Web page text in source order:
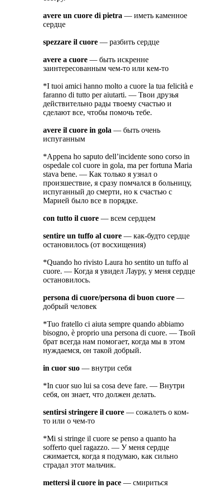
avere un cuore di pietra — иметь каменное
сердце
spezzare il cuore — разбить сердце
avere a cuore — быть искренне
заинтересованным чем-то или кем-то
*I tuoi amici hanno molto a cuore la tua felicità e
faranno di tutto per aiutarti. — Твои друзья
действительно рады твоему счастью и
сделают все, чтобы помочь тебе.
avere il cuore in gola — быть очень
испуганным
*Appena ho saputo dell’incidente sono corso in
ospedale col cuore in gola, ma per fortuna Maria
stava bene. — Как только я узнал о
произшествие, я сразу помчался в больницу,
испуганный до смерти, но к счастью с
Марией было все в порядке.
con tutto il cuore — всем сердцем
sentire un tuffo al cuore — как-будто сердце
остановилось (от восхищения)
*Quando ho rivisto Laura ho sentito un tuffo al
cuore. — Когда я увидел Лауру, у меня сердце
остановилось.
persona di cuore/persona di buon cuore —
добрый человек
*Tuo fratello ci aiuta sempre quando abbiamo
bisogno, è proprio una persona di cuore. — Твой
брат всегда нам помогает, когда мы в этом
нуждаемся, он такой добрый.
in cuor suo — внутри себя
*In cuor suo lui sa cosa deve fare. — Внутри
себя, он знает, что должен делать.
sentirsi stringere il cuore — сожалеть о ком-
то или о чем-то
*Mi si stringe il cuore se penso a quanto ha
sofferto quel ragazzo. — У меня сердце
сжимается, когда я подумаю, как сильно
страдал этот мальчик.
mettersi il cuore in pace — смириться